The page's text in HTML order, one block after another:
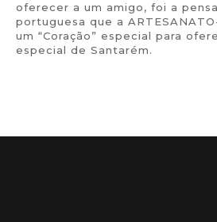
oferecer a um amigo, foi a
portuguesa que a
um “Coração” especial para
especial de Santarém.